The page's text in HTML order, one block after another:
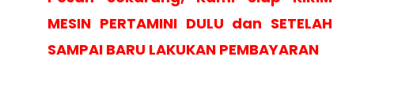
MESIN PERTAMINI DULU dan SETELAH
SAMPAI BARU LAKUKAN PEMBAYARAN